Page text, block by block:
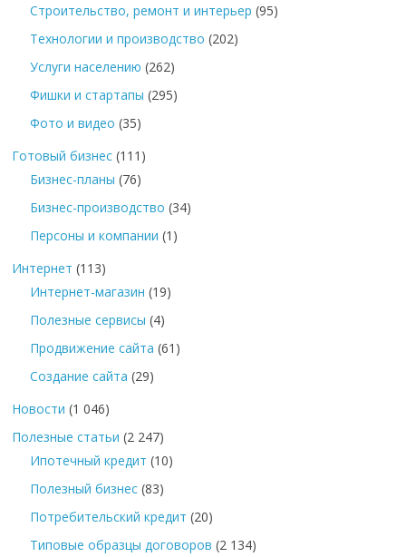
Строительство, ремонт и интерьер (95)
Технологии и производство (202)
Услуги населению (262)
Фишки и стартапы (295)
Фото и видео (35)
Готовый бизнес (111)
Бизнес-планы (76)
Бизнес-производство (34)
Персоны и компании (1)
Интернет (113)
Интернет-магазин (19)
Полезные сервисы (4)
Продвижение сайта (61)
Создание сайта (29)
Новости (1 046)
Полезные статьи (2 247)
Ипотечный кредит (10)
Полезный бизнес (83)
Потребительский кредит (20)
Типовые образцы договоров (2 134)